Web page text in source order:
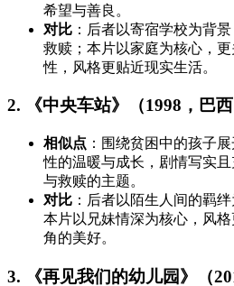
希望与善良。
对比 ：后者以寄宿学校为背
救赎；本片以家庭为核心，
性，风格更贴近现实生活。
2. 《中央车站》（1998，巴西
相似点 ：围绕贫困中的孩子
性的温暖与成长，剧情写实
与救赎的主题。
对比 ：后者以陌生人间的羁
本片以兄妹情深为核心，风
角的美好。
3. 《再见我们的幼儿园》（